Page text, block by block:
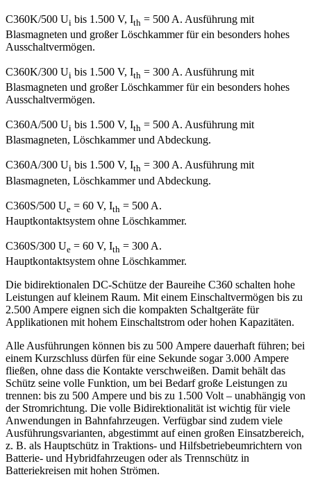
C360K/500 Ui bis 1.500 V, Ith = 500 A. Ausführung mit
Blasmagneten und großer Löschkammer für ein besonders hohes
Ausschaltvermögen.
C360K/300 Ui bis 1.500 V, Ith = 300 A. Ausführung mit
Blasmagneten und großer Löschkammer für ein besonders hohes
Ausschaltvermögen.
C360A/500 Ui bis 1.500 V, Ith = 500 A. Ausführung mit
Blasmagneten, Löschkammer und Abdeckung.
C360A/300 Ui bis 1.500 V, Ith = 300 A. Ausführung mit
Blasmagneten, Löschkammer und Abdeckung.
C360S/500 Ue = 60 V, Ith = 500 A.
Hauptkontaktsystem ohne Löschkammer.
C360S/300 Ue = 60 V, Ith = 300 A.
Hauptkontaktsystem ohne Löschkammer.
Die bidirektionalen DC-Schütze der Baureihe C360 schalten hohe
Leistungen auf kleinem Raum. Mit einem Einschaltvermögen bis zu
2.500 Ampere eignen sich die kompakten Schaltgeräte für
Applikationen mit hohem Einschaltstrom oder hohen Kapazitäten.
Alle Ausführungen können bis zu 500 Ampere dauer­haft führen; bei
einem Kurzschluss dürfen für eine Sekunde sogar 3.000 Ampere
fließen, ohne dass die Kontakte verschweißen. Damit behält das
Schütz seine volle Funktion, um bei Bedarf große Leistungen zu
trennen: bis zu 500 Ampere und bis zu 1.500 Volt – unabhängig von
der Stromrichtung. Die volle Bidirektionalität ist wichtig für viele
Anwendungen in Bahnfahrzeugen. Verfügbar sind zudem viele
Ausführungsvarianten, abgestimmt auf einen großen Einsatzbereich,
z. B. als Hauptschütz in Traktions- und Hilfsbetriebeumrichtern von
Batterie- und Hybridfahrzeugen oder als Trennschütz in
Batteriekreisen mit hohen Strömen.